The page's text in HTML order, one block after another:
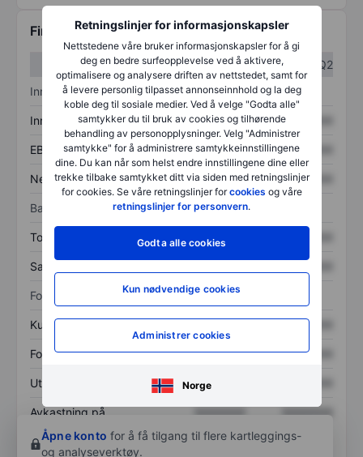
Retningslinjer for informasjonskapsler
Nettstedene våre bruker informasjonskapsler for å gi
deg en bedre surfeopplevelse ved å aktivere,
optimalisere og analysere driften av nettstedet, samt for
å levere personlig tilpasset annonseinnhold og la deg
koble deg til sosiale medier. Ved å velge "Godta alle"
samtykker du til bruk av cookies og tilhørende
behandling av personopplysninger. Velg "Administrer
samtykke" for å administrere samtykkeinnstillingene
dine. Du kan når som helst endre innstillingene dine eller
trekke tilbake samtykket ditt via siden med retningslinjer
for cookies. Se våre retningslinjer forcookies og våre
retningslinjer for personvern.
Godta alle cookies
Kun nødvendige cookies
Administrer cookies
Norge
Finansiell informasjon
Q1
Q2
Inntektsoversikt
Inntekter XXXXXXX XXXXXXX
EBITDA XXXXXXX XXXXXXX
Nettoinntekt XXXXXXX XXXXXXX
Balanse
Totale eiendeler XXXXXXX
Samlet gjeld
Forholdstall
Kurs/salg XXXXXXX
Fortjeneste per aksje XXXXXXX XXXXXXX
Utbytte per aksje XXXXXXX
Avkastning på
egenkapital
XXXXXXX
XXXXXXX
Åpne konto for å få tilgang til flere kartleggings-
og analyseverktøy.